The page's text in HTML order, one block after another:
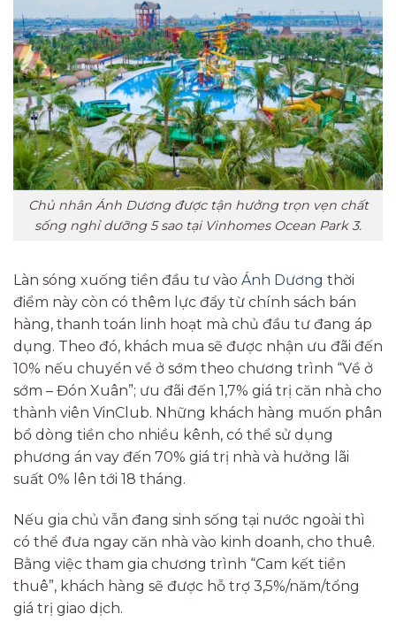
Chủ nhân Ánh Dương được tận hưởng trọn vẹn chất
sống nghỉ dưỡng 5 sao tại Vinhomes Ocean Park 3.
Làn sóng xuống tiền đầu tư vào Ánh Dương thời
điểm này còn có thêm lực đẩy từ chính sách bán
hàng, thanh toán linh hoạt mà chủ đầu tư đang áp
dụng. Theo đó, khách mua sẽ được nhận ưu đãi đến
10% nếu chuyển về ở sớm theo chương trình “Về ở
sớm – Đón Xuân”; ưu đãi đến 1,7% giá trị căn nhà cho
thành viên VinClub. Những khách hàng muốn phân
bổ dòng tiền cho nhiều kênh, có thể sử dụng
phương án vay đến 70% giá trị nhà và hưởng lãi
suất 0% lên tới 18 tháng.
Nếu gia chủ vẫn đang sinh sống tại nước ngoài thì
có thể đưa ngay căn nhà vào kinh doanh, cho thuê.
Bằng việc tham gia chương trình “Cam kết tiền
thuê”, khách hàng sẽ được hỗ trợ 3,5%/năm/tổng
giá trị giao dịch.